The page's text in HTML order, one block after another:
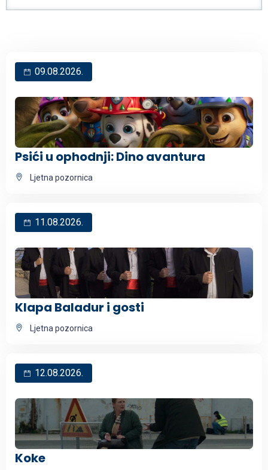
09.08.2026.
Psići u ophodnji: Dino avantura
Ljetna pozornica
11.08.2026.
Klapa Baladur i gosti
Ljetna pozornica
12.08.2026.
Koke